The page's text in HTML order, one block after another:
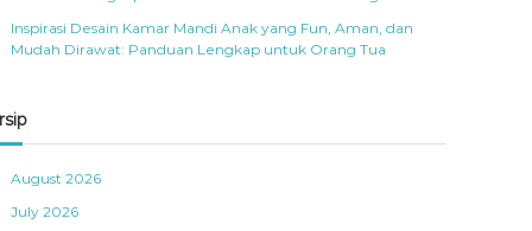
Inspirasi Desain Kamar Mandi Anak yang Fun, Aman, dan
Mudah Dirawat: Panduan Lengkap untuk Orang Tua
August 2026
July 2026